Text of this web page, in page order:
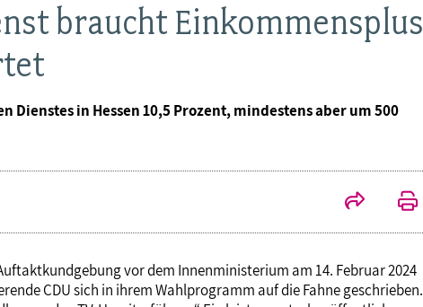
Geschäftsführung
Kontakt
Bundesseniorenkongress
braucht Einkommensplus
in Hessen 10,5 Prozent, mindestens aber um 500
vor dem Innenministerium am 14. Februar 2024
CDU sich in ihrem Wahlprogramm auf die Fahne geschrieben.